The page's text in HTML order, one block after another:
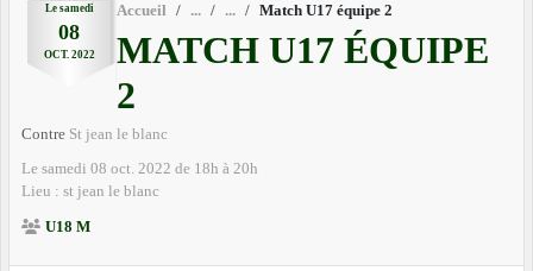
Le samedi
08
OCT. 2022
Accueil Match U17 équipe 2
MATCH U17 ÉQUIPE
2
Contre St jean le blanc
Le samedi 08 oct. 2022 de 18h à 20h
Lieu : st jean le blanc
U18 M